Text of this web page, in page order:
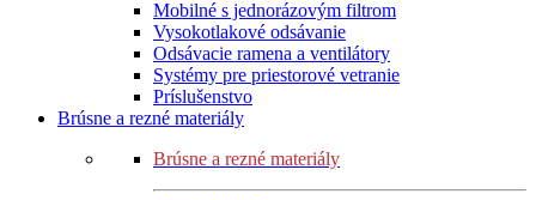
Mobilné s jednorázovým filtrom
Vysokotlakové odsávanie
Odsávacie ramena a ventilátory
Systémy pre priestorové vetranie
Príslušenstvo
Brúsne a rezné materiály
Brúsne a rezné materiály